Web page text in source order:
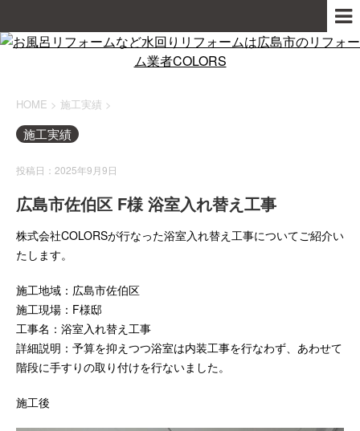
HOME > 施工実績 >
施工実績
投稿日：2025年9月9日
広島市佐伯区 F様 浴室入れ替え工事
株式会社COLORSが行なった浴室入れ替え工事についてご紹介い
たします。
施工地域：広島市佐伯区
施工現場：F様邸
工事名：浴室入れ替え工事
詳細説明：予算を抑えつつ浴室は内装工事を行なわず、あわせて
階段に手すりの取り付けを行ないました。
施工後